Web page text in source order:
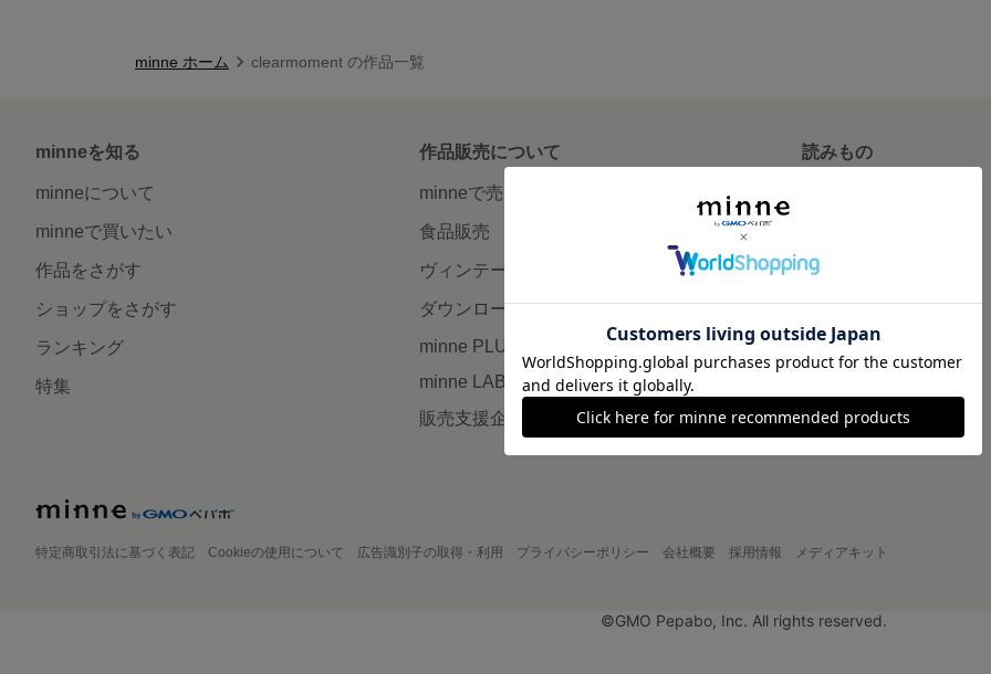
minne ホーム clearmoment の作品一覧
minneを知る
minneについて
minneで買いたい
作品をさがす
ショップをさがす
ランキング
特集
作品販売について
minneで売りたい
食品販売
ヴィンテージ販売
ダウンロード販売
minne PLUS
minne LAB
販売支援企画・イベント
読みもの
ニュース
minneの本
企業の方へ
大口注文について
特定商取引法に基づく表記 Cookieの使用について 広告識別子の取得・利用 プライバシーポリシー 会社概要 採用情報 メディアキット
©GMO Pepabo, Inc. All rights reserved.